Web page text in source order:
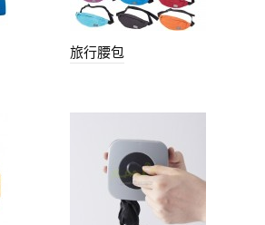
旅行腰包